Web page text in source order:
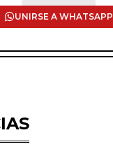
UNIRSE A WHATSAPP